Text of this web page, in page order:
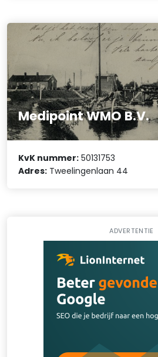
Medipoint WMO B.V.
KvK nummer: 50131753
Adres: Tweelingenlaan 44
ADVERTENTIE